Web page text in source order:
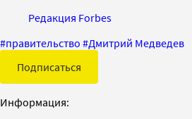
Редакция Forbes
#правительство #Дмитрий Медведев
Подписаться
Информация: